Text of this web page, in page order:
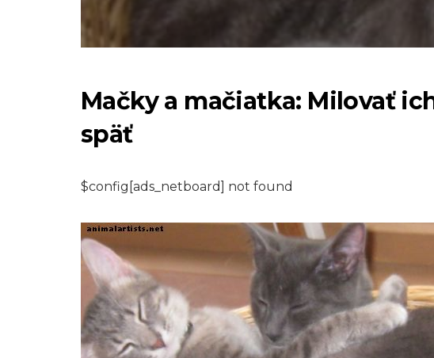
Mačky a mačiatka: Milovať
späť
$config[ads_netboard] not found
KRÁLIKY
Ako pobaviť a hrať sa
s domácim králikom
7,2026